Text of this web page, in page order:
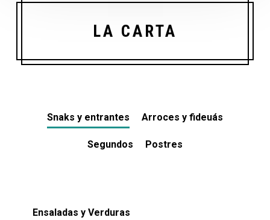
LA CARTA
Snaks y entrantes Arroces y fideuás
Segundos Postres
Ensaladas y Verduras